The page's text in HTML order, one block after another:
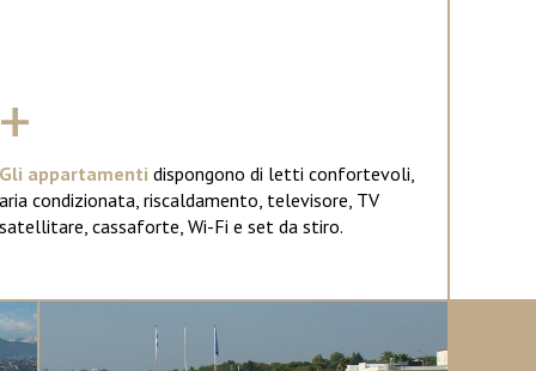
+
Gli appartamenti dispongono di letti confortevoli,
aria condizionata, riscaldamento, televisore, TV
satellitare, cassaforte, Wi-Fi e set da stiro.